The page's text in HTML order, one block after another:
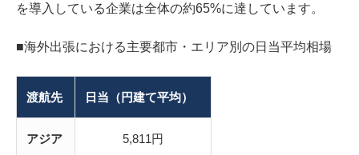
を導入している企業は全体の約65%に達しています。
■海外出張における主要都市・エリア別の日当平均相場
渡航先 日当（円建て平均）
アジア 5,811円